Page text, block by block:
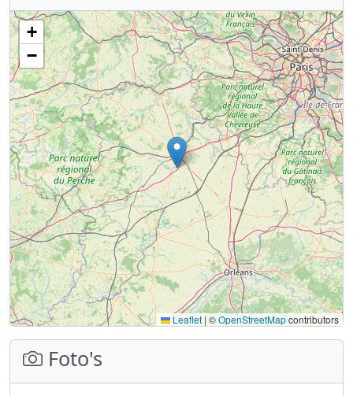
+
−
Leaflet | ©OpenStreetMapcontributors
Foto's